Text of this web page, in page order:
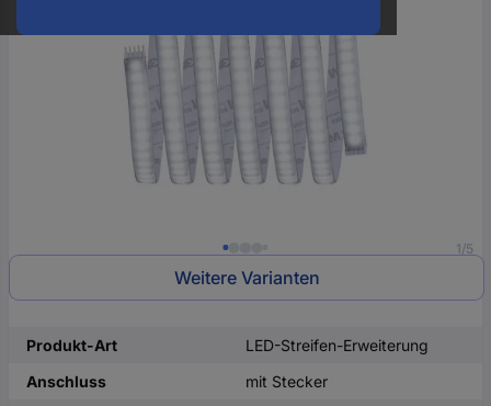
1/5
Weitere Varianten
Produkt-Art
LED-Streifen-Erweiterung
Anschluss
mit Stecker